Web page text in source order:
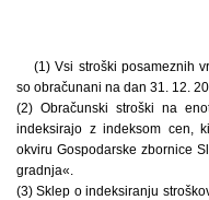
(1) Vsi stroški posameznih
so obračunani na dan 31. 12.
(2) Obračunski stroški na
indeksirajo z indeksom cen,
okviru Gospodarske zbornice
gradnja«.
(3) Sklep o indeksiranju